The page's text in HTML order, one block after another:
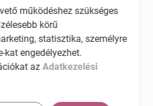
működéshez szükséges
körű
statisztika, személyre
kat engedélyezhet.
azAdatkezelési